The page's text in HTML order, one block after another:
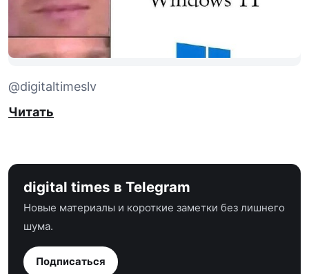
@digitaltimeslv
Читать
digital times в Telegram
Новые материалы и короткие заметки без лишнего
шума.
Подписаться